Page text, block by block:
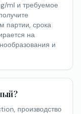
ml и требуемое
партии, срока
на
и
производство